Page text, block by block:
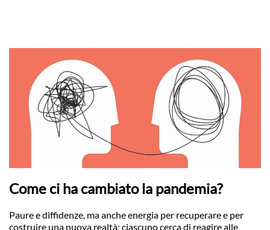
Come ci ha cambiato la pandemia?
Paure e diffidenze, ma anche energia per recuperare e per
costruire una nuova realtà: ciascuno cerca di reagire alle